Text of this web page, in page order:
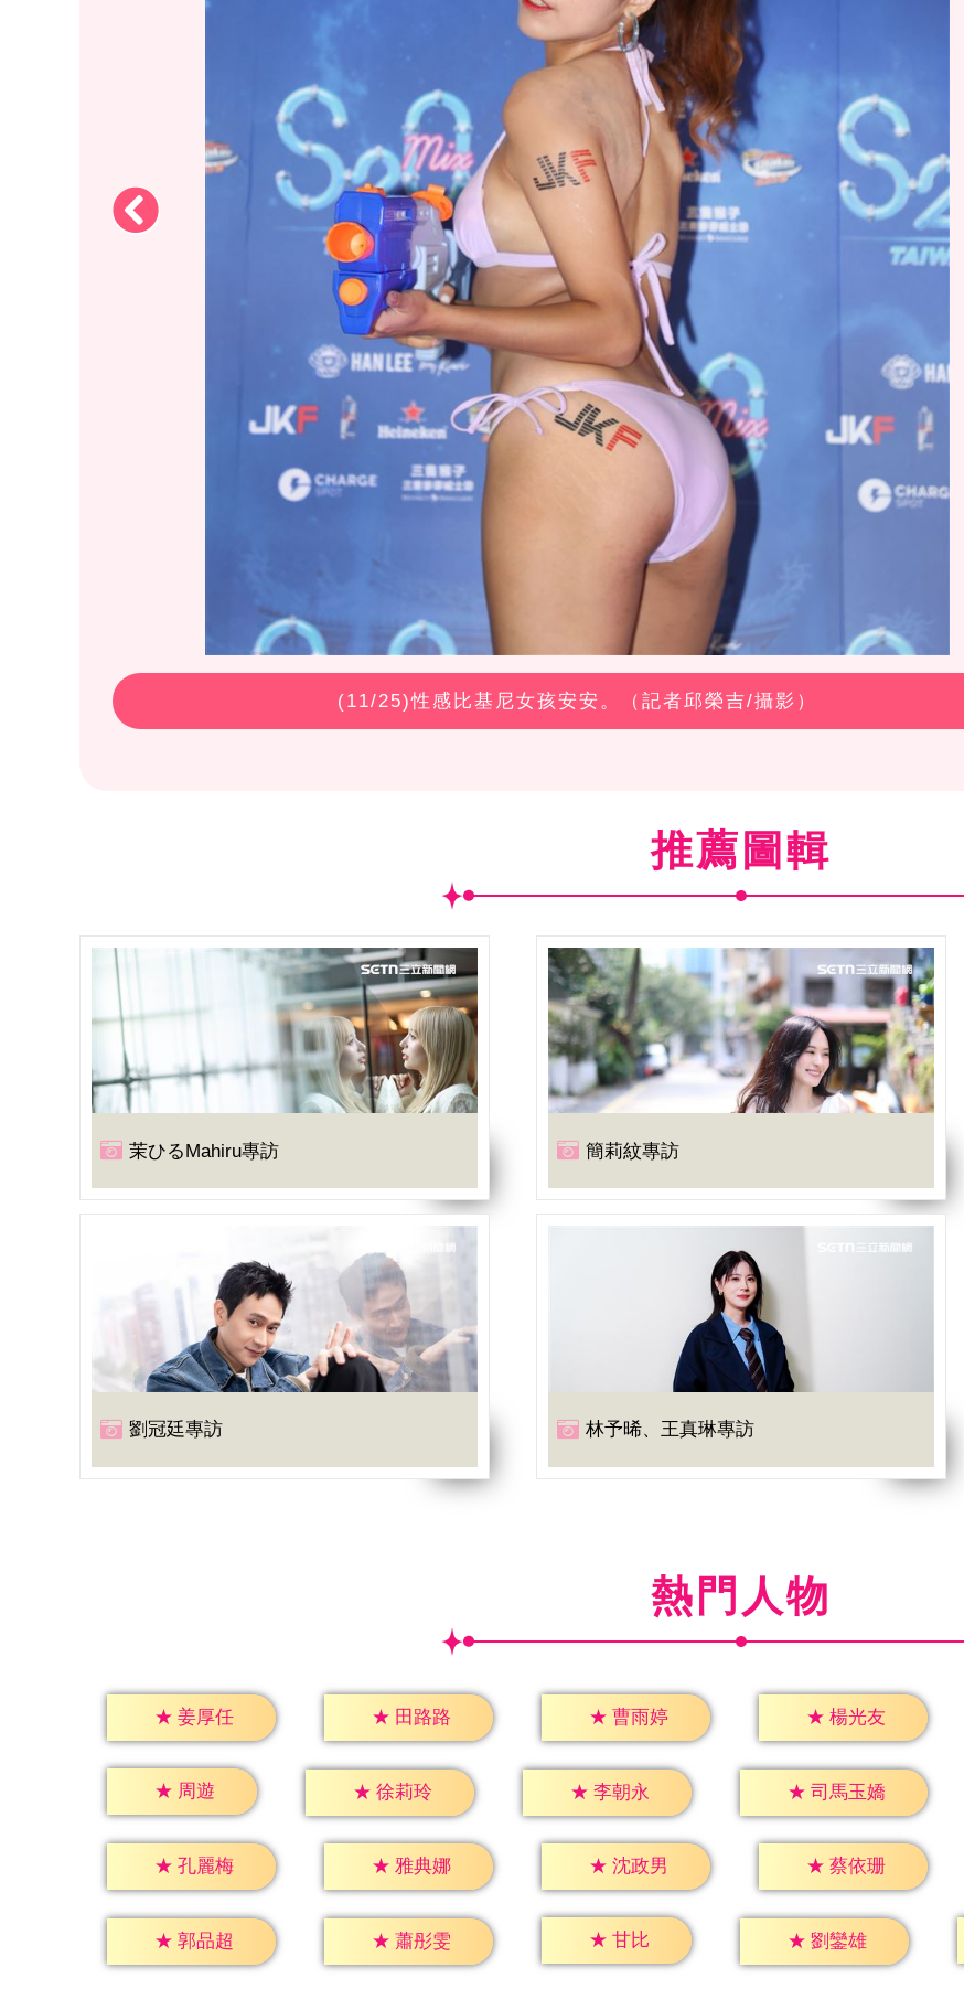
(11/25)性感比基尼女孩安安。（記者邱榮吉/攝影）
推薦圖輯
茉ひるMahiru專訪 簡莉紋專訪
劉冠廷專訪 林予晞、王真琳專訪
熱門人物
★ 姜厚任 ★ 田路路 ★ 曹雨婷 ★ 楊光友
★ 周遊 ★ 徐莉玲 ★ 李朝永 ★ 司馬玉嬌
★ 孔麗梅 ★ 雅典娜 ★ 沈政男 ★ 蔡依珊
★ 郭品超 ★ 蕭彤雯 ★ 甘比 ★ 劉鑾雄